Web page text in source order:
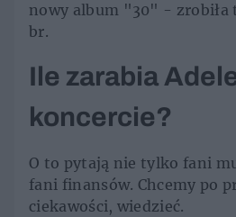
nowy album "30" - zrobiła
br.
Ile zarabia
koncercie?
O to pytają nie tylko fani
fani finansów. Chcemy po
ciekawości, wiedzieć.